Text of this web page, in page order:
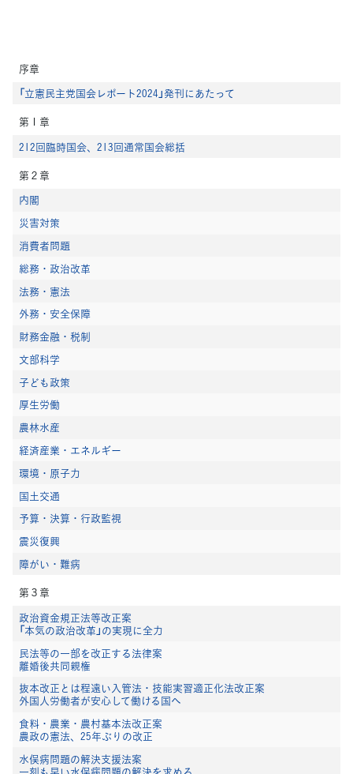
序章
「立憲民主党国会レポート2024」発刊にあたって
第１章
212回臨時国会、213回通常国会総括
第２章
内閣
災害対策
消費者問題
総務・政治改革
法務・憲法
外務・安全保障
財務金融・税制
文部科学
子ども政策
厚生労働
農林水産
経済産業・エネルギー
環境・原子力
国土交通
予算・決算・行政監視
震災復興
障がい・難病
第３章
政治資金規正法等改正案
「本気の政治改革」の実現に全力
民法等の一部を改正する法律案
離婚後共同親権
抜本改正とは程遠い入管法・技能実習適正化法改正案
外国人労働者が安心して働ける国へ
食料・農業・農村基本法改正案
農政の憲法、25年ぶりの改正
水俣病問題の解決支援法案